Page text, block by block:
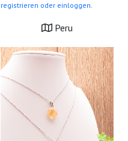
registrieren oder einloggen.
Peru